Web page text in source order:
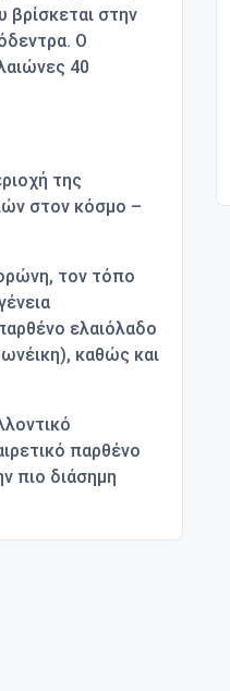
βρίσκεται στην
Ο
40
της
στον κόσμο –
τον τόπο
ελαιόλαδο
καθώς και
παρθένο
πιο διάσημη